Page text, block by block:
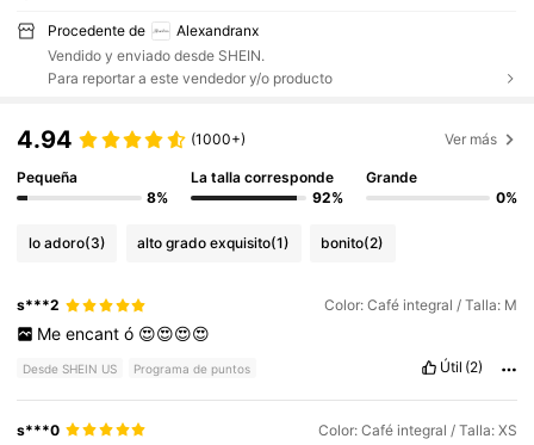
Procedente de
Alexandranx
Vendido y enviado desde SHEIN.
Para reportar a este vendedor y/o producto
4.94 (1000+) Ver más
Pequeña
8%
La talla corresponde
92%
Grande
0%
lo adoro(3) alto grado exquisito(1) bonito(2)
s***2 Color: Café integral / Talla: M
Me encant ó 😍😍😍😍
Desde SHEIN US Programa de puntos Útil (2)
s***0 Color: Café integral / Talla: XS